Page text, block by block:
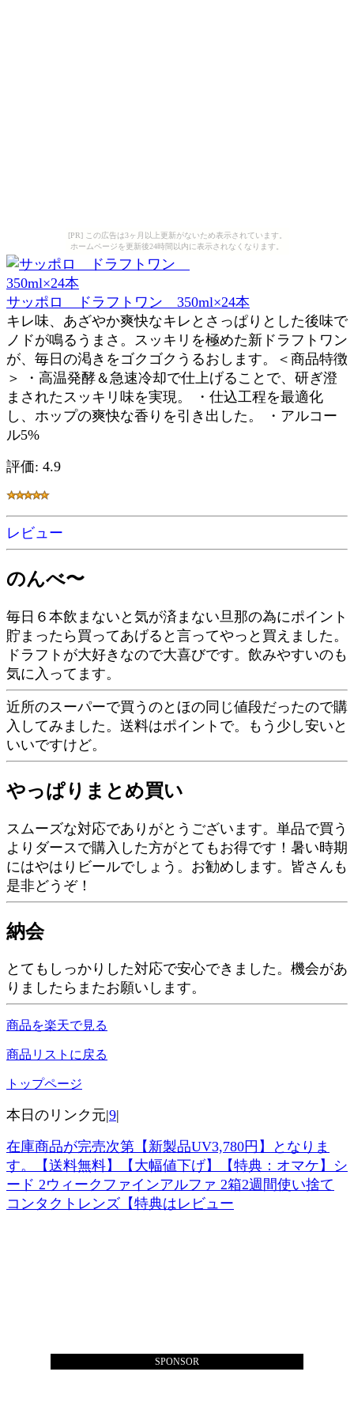
[PR] この広告は3ヶ月以上更新がないため表示されています。
ホームページを更新後24時間以内に表示されなくなります。
サッポロ ドラフトワン 350ml×24本
キレ味、あざやか爽快なキレとさっぱりとした後味で
ノドが鳴るうまさ。スッキリを極めた新ドラフトワン
が、毎日の渇きをゴクゴクうるおします。＜商品特徴
＞ ・高温発酵＆急速冷却で仕上げることで、研ぎ澄
まされたスッキリ味を実現。 ・仕込工程を最適化
し、ホップの爽快な香りを引き出した。 ・アルコー
ル5%
評価: 4.9
レビュー
のんべ〜
毎日６本飲まないと気が済まない旦那の為にポイント
貯まったら買ってあげると言ってやっと買えました。
ドラフトが大好きなので大喜びです。飲みやすいのも
気に入ってます。
近所のスーパーで買うのとほの同じ値段だったので購
入してみました。送料はポイントで。もう少し安いと
いいですけど。
やっぱりまとめ買い
スムーズな対応でありがとうございます。単品で買う
よりダースで購入した方がとてもお得です！暑い時期
にはやはりビールでしょう。お勧めします。皆さんも
是非どうぞ！
納会
とてもしっかりした対応で安心できました。機会があ
りましたらまたお願いします。
商品を楽天で見る
商品リストに戻る
トップページ
本日のリンク元|9|
在庫商品が完売次第【新製品UV3,780円】となりま
す。【送料無料】【大幅値下げ】【特典：オマケ】シ
ード 2ウィークファインアルファ 2箱2週間使い捨て
コンタクトレンズ【特典はレビュー
SPONSOR